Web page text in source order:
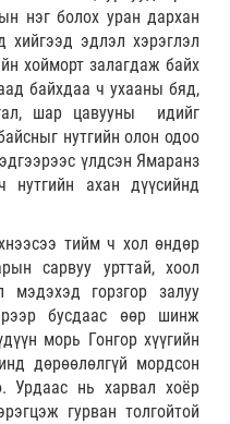
нэг болох уран дархан
хийгээд эдлэл хэрэглэл
хойморт залагдаж байх
байхдаа ч ухааны бяд,
шар цавууны идийг
нутгийн олон одоо
үлдсэн Ямаранз
нутгийн ахан дүүсийнд
тийм ч хол өндөр
сарвуу урттай, хоол
мэдэхэд горзгор залуу
бусдаас өөр шинж
морь Гонгор хүүгийн
дөрөөлөлгүй мордсон
Урдаас нь харвал хоёр
гурван толгойтой